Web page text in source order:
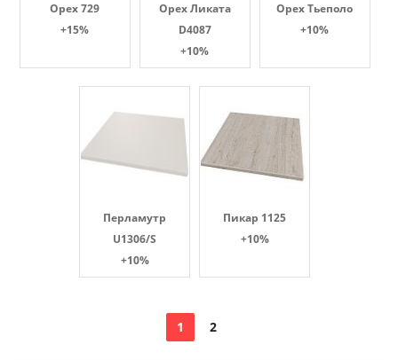
Орех 729
+15%
Орех Ликата
D4087
+10%
Орех Тьеполо
+10%
Перламутр
U1306/S
+10%
Пикар 1125
+10%
1 2